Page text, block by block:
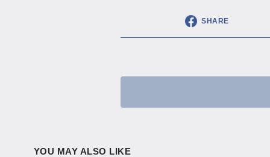
SHARE
YOU MAY ALSO LIKE